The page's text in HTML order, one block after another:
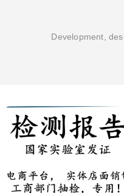
Development,